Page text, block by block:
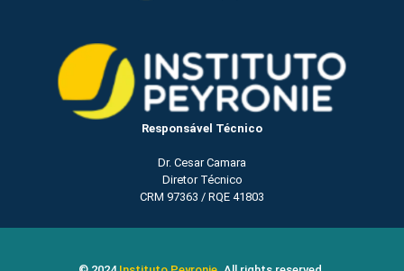
Responsável Técnico
Dr. Cesar Camara
Diretor Técnico
CRM 97363 / RQE 41803